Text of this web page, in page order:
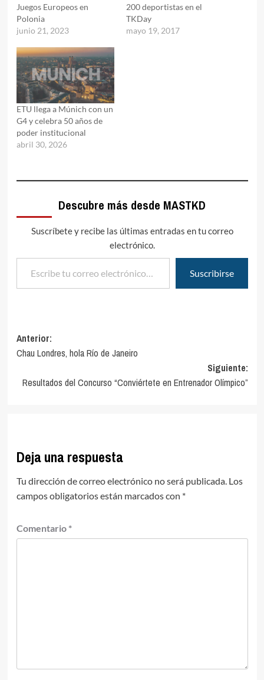
Juegos Europeos en
Polonia
junio 21, 2023
200 deportistas en el
TKDay
mayo 19, 2017
ETU llega a Múnich con un
G4 y celebra 50 años de
poder institucional
abril 30, 2026
Descubre más desde MASTKD
Suscríbete y recibe las últimas entradas en tu correo
electrónico.
Escribe tu correo electrónico…
Suscribirse
Navegación
de
entradas
Anterior:
Chau Londres, hola Río de Janeiro
Siguiente:
Resultados del Concurso “Conviértete en Entrenador Olímpico”
Deja una respuesta
Tu dirección de correo electrónico no será publicada. Los
campos obligatorios están marcados con *
Comentario *